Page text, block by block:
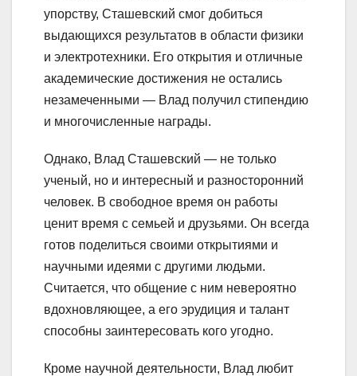
упорству, Сташевский смог добиться
выдающихся результатов в области физики
и электротехники. Его открытия и отличные
академические достижения не остались
незамеченными — Влад получил стипендию
и многочисленные награды.
Однако, Влад Сташевский — не только
ученый, но и интересный и разносторонний
человек. В свободное время он работы
ценит время с семьей и друзьями. Он всегда
готов поделиться своими открытиями и
научными идеями с другими людьми.
Считается, что общение с ним невероятно
вдохновляющее, а его эрудиция и талант
способны заинтересовать кого угодно.
Кроме научной деятельности, Влад любит